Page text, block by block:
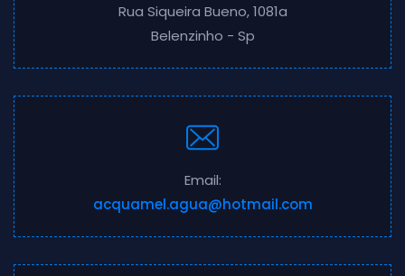
Rua Siqueira Bueno, 1081a
Belenzinho - Sp
Email:
acquamel.agua@hotmail.com